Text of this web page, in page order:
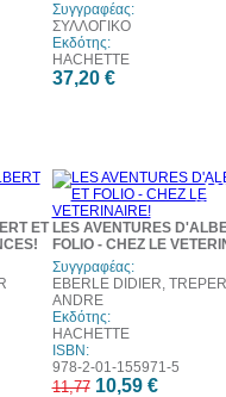
Συγγραφέας:
ΣΥΛΛΟΓΙΚΟ
Εκδότης:
HACHETTE
37,20 €
ET LES AVENTURES
FOLIO - CHEZ LE
Συγγραφέας:
EBERLE DIDIER, TREPER
ANDRE
Εκδότης:
HACHETTE
ISBN:
978-2-01-155971-5
11,77 10,59 €